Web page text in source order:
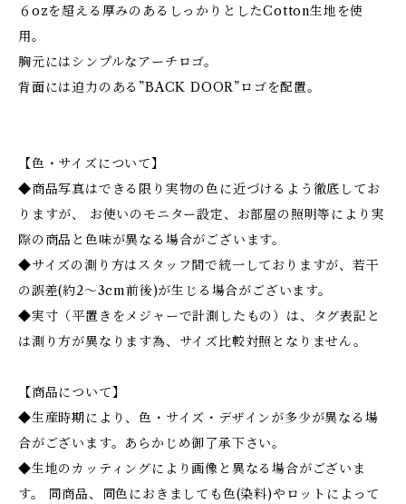
６ozを超える厚みのあるしっかりとしたCotton生地を使
用。
胸元にはシンプルなアーチロゴ。
背面には迫力のある”BACK DOOR”ロゴを配置。
【色・サイズについて】
◆商品写真はできる限り実物の色に近づけるよう徹底してお
りますが、 お使いのモニター設定、お部屋の照明等により実
際の商品と色味が異なる場合がございます。
◆サイズの測り方はスタッフ間で統一しておりますが、若干
の誤差(約2～3cm前後)が生じる場合がございます。
◆実寸（平置きをメジャーで計測したもの）は、タグ表記と
は測り方が異なります為、サイズ比較対照となりません。
【商品について】
◆生産時期により、色・サイズ・デザインが多少が異なる場
合がございます。あらかじめ御了承下さい。
◆生地のカッティングにより画像と異なる場合がございま
す。 同商品、同色におきましても色(染料)やロットによって